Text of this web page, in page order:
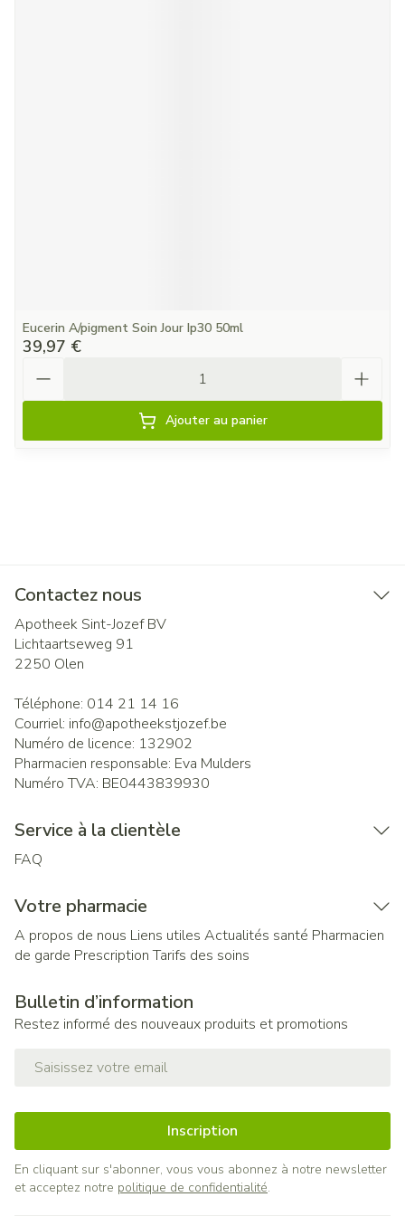
Eucerin A/pigment Soin Jour Ip30 50ml
39,97 €
Ajouter au panier
Contactez nous
Apotheek Sint-Jozef BV
Lichtaartseweg 91
2250 Olen
Téléphone: 014 21 14 16
Courriel: info@apotheekstjozef.be
Numéro de licence: 132902
Pharmacien responsable: Eva Mulders
Numéro TVA: BE0443839930
Service à la clientèle
FAQ
Votre pharmacie
A propos de nous Liens utiles Actualités santé Pharmacien
de garde Prescription Tarifs des soins
Bulletin d’information
Restez informé des nouveaux produits et promotions
Inscription
En cliquant sur s'abonner, vous vous abonnez à notre newsletter
et acceptez notre politique de confidentialité.